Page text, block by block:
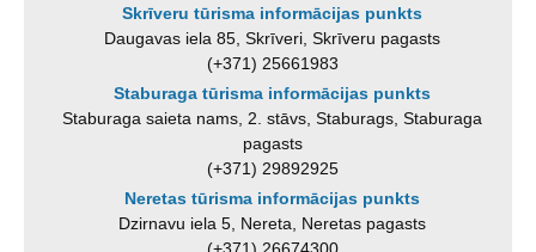
Skrīveru tūrisma informācijas punkts
Daugavas iela 85, Skrīveri, Skrīveru pagasts
(+371) 25661983
Staburaga tūrisma informācijas punkts
Staburaga saieta nams, 2. stāvs, Staburags, Staburaga
pagasts
(+371) 29892925
Neretas tūrisma informācijas punkts
Dzirnavu iela 5, Nereta, Neretas pagasts